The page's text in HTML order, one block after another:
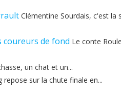
Clémentine Sourdais, c'est la
coureurs de fond Le conte
un chat et un...
repose sur la chute finale en...